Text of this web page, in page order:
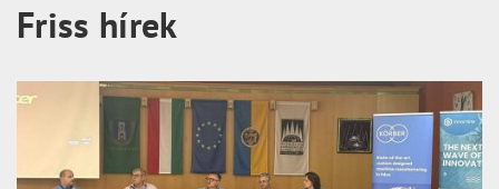
Friss hírek